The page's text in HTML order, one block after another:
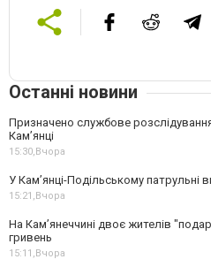
Останні новини
Призначено службове
Кам’янці
15:30, Вчора
У Кам’янці-Подільському патрульні
15:21, Вчора
На Камʼянеччині двоє жителів
гривень
15:11, Вчора